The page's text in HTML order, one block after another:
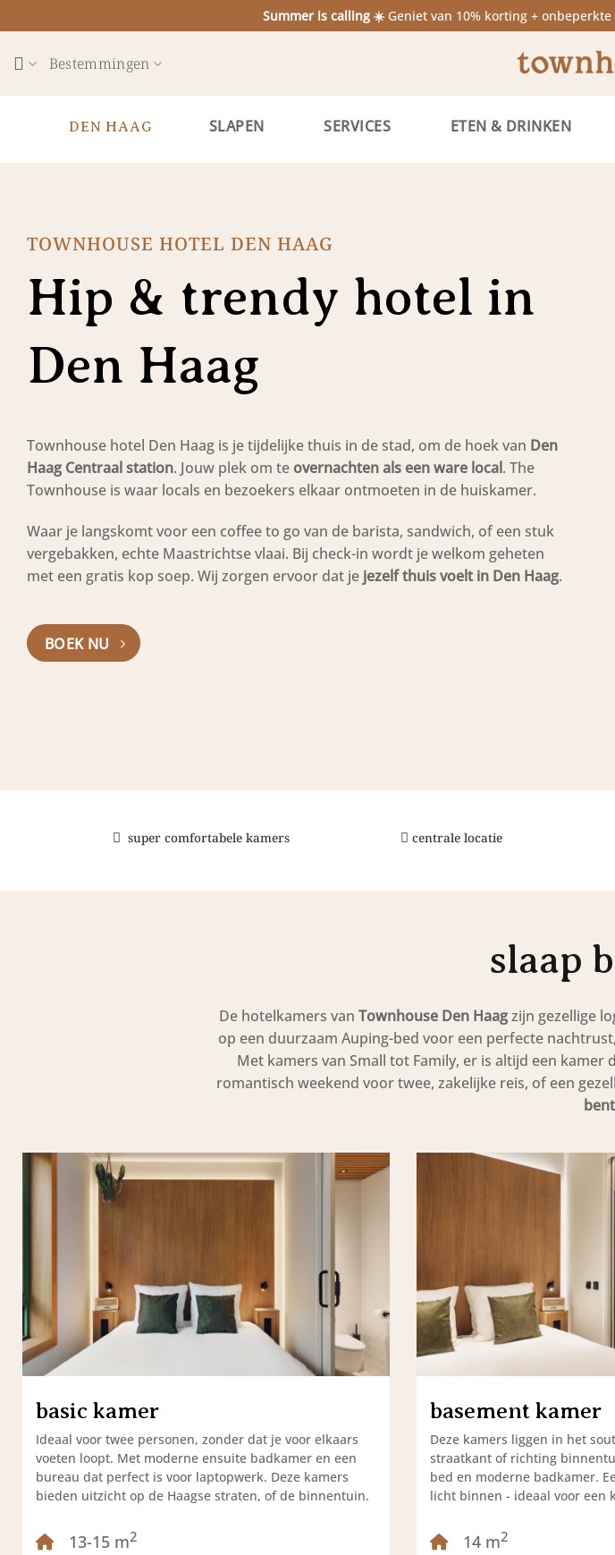
naar
inhoud
Summer is calling ☀️ Geniet van 10% korting +
Bestemmingen
DEN HAAG SLAPEN SERVICES ETEN & DRINKEN
TOWNHOUSE HOTEL DEN HAAG
Hip & trendy hotel in
Den Haag
Townhouse hotel Den Haag is je tijdelijke thuis in de stad, om de hoek van Den
Haag Centraal station. Jouw plek om te overnachten als een ware local. The
Townhouse is waar locals en bezoekers elkaar ontmoeten in de huiskamer.
Waar je langskomt voor een coffee to go van de barista, sandwich, of een stuk
vergebakken, echte Maastrichtse vlaai. Bij check-in wordt je welkom geheten
met een gratis kop soep. Wij zorgen ervoor dat je jezelf thuis voelt in Den Haag.
BOEK NU
super comfortabele kamers centrale locatie
slaap
De hotelkamers van Townhouse Den Haagzijn gezellige
op een duurzaam Auping-bed voor een perfecte
Met kamers van Small tot Family, er is altijd een
romantisch weekend voor twee, zakelijke reis, of een
basic kamer
Ideaal voor twee personen, zonder dat je voor elkaars
voeten loopt. Met moderne ensuite badkamer en een
bureau dat perfect is voor laptopwerk. Deze kamers
bieden uitzicht op de Haagse straten, of de binnentuin.
13-15 m2
basement kamer
Deze kamers liggen in het
straatkant of richting
bed en moderne badkamer.
licht binnen - ideaal voor een
14 m2